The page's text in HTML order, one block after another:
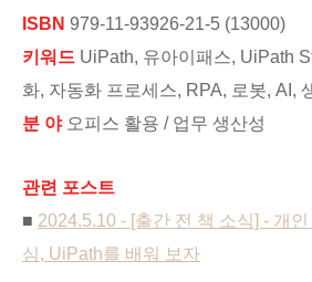
ISBN 979-11-93926-21-5 (13000)
키워드 UiPath, 유아이패스, UiPath
화, 자동화 프로세스, RPA, 로봇, AI,
분 야오피스 활용 / 업무 생산성
관련 포스트
■ 2024.5.10 - [출간 전 책 소식] - 개
심, UiPath를 배워 보자